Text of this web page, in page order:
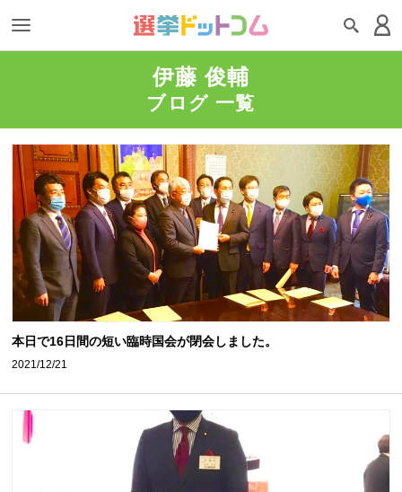
伊藤 俊輔
ブログ 一覧
本日で16日間の短い臨時国会が閉会しました。
2021/12/21